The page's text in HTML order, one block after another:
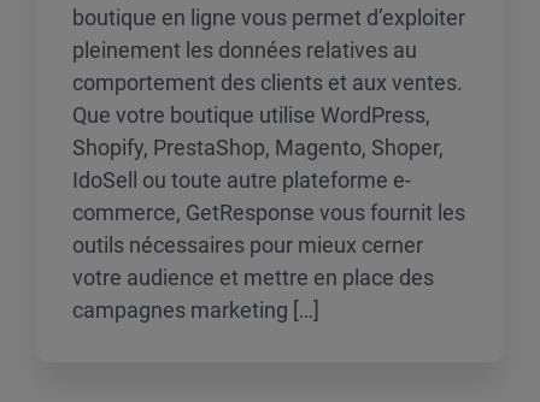
boutique en ligne vous permet d’exploiter
pleinement les données relatives au
comportement des clients et aux ventes.
Que votre boutique utilise WordPress,
Shopify, PrestaShop, Magento, Shoper,
IdoSell ou toute autre plateforme e-
commerce, GetResponse vous fournit les
outils nécessaires pour mieux cerner
votre audience et mettre en place des
campagnes marketing […]